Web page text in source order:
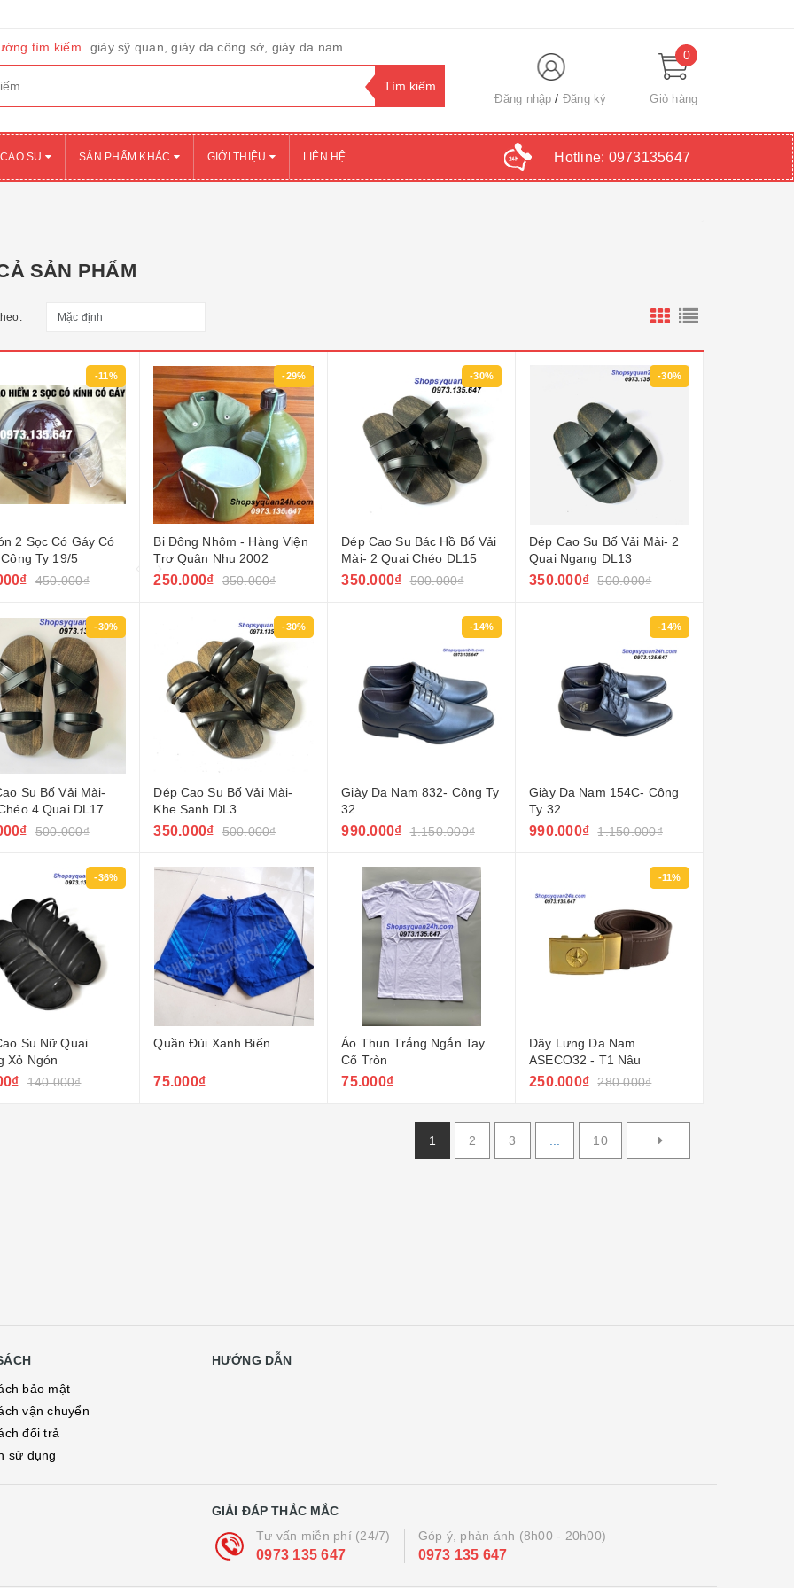
tìm kiếm giày sỹ quan, giày da công sở, giày da nam
Đăng nhập Đăng ký
0
Giỏ hàng
SU SẢN PHẨM KHÁC GIỚI THIỆU LIÊN HỆ Hotline: 0973135647
SẢN PHẨM
-11%
2 Sọc Có Gáy Có
Ty 19/5
450.000₫
-29%
Bi Đông Nhôm - Hàng Viện
Trợ Quân Nhu 2002
250.000₫ 350.000₫
-30%
Dép Cao Su Bác Hồ Bố Vải
Mài- 2 Quai Chéo DL15
350.000₫ 500.000₫
-30%
Dép Cao Su Bố Vải Mài- 2
Quai Ngang DL13
350.000₫ 500.000₫
-30%
Su Bố Vải Mài-
4 Quai DL17
500.000₫
-30%
Dép Cao Su Bố Vải Mài-
Khe Sanh DL3
350.000₫ 500.000₫
-14%
Giày Da Nam 832- Công Ty
32
990.000₫ 1.150.000₫
-14%
Giày Da Nam 154C- Công
Ty 32
990.000₫ 1.150.000₫
-36%
Su Nữ Quai
Xỏ Ngón
140.000₫
Quần Đùi Xanh Biển
75.000₫
Áo Thun Trắng Ngắn Tay
Cổ Tròn
75.000₫
-11%
Dây Lưng Da Nam
ASECO32 - T1 Nâu
250.000₫ 280.000₫
1 2 3 10
bảo mật
vận chuyển
đổi trả
sử dụng
HƯỚNG DẪN
GIẢI ĐÁP THẮC MẮC
Tư vấn miễn phí (24/7)
0973 135 647
Góp ý, phản ánh (8h00 - 20h00)
0973 135 647